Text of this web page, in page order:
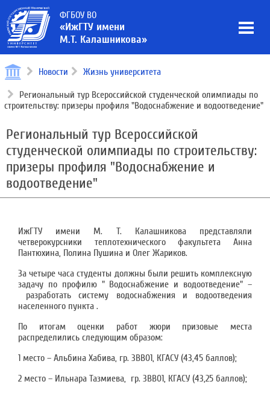
ФГБОУ ВО
«ИжГТУ имени
М.Т. Калашникова»
Новости Жизнь университета
Региональный тур Всероссийской студенческой олимпиады по
строительству: призеры профиля "Водоснабжение и водоотведение"
Региональный тур Всероссийской
студенческой олимпиады по строительству:
призеры профиля "Водоснабжение и
водоотведение"
ИжГТУ имени М. Т. Калашникова представляли
четверокурсники теплотехнического факультета Анна
Пантюхина, Полина Пушина и Олег Жариков.
За четыре часа студенты должны были решить комплексную
задачу по профилю " Водоснабжение и водоотведение" –
разработать систему водоснабжения и водоотведения
населенного пункта .
По итогам оценки работ жюри призовые места
распределились следующим образом:
1 место – Альбина Хабива, гр. 3ВВ01, КГАСУ (43,45 баллов);
2 место – Ильнара Тазмиева, гр. 3ВВ01, КГАСУ (43,25 баллов);